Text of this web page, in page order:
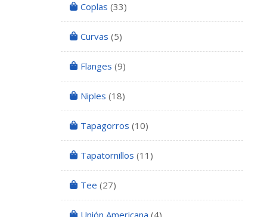
Coplas (33)
Curvas (5)
Flanges (9)
Niples (18)
Tapagorros (10)
Tapatornillos (11)
Tee (27)
Unión Americana (4)